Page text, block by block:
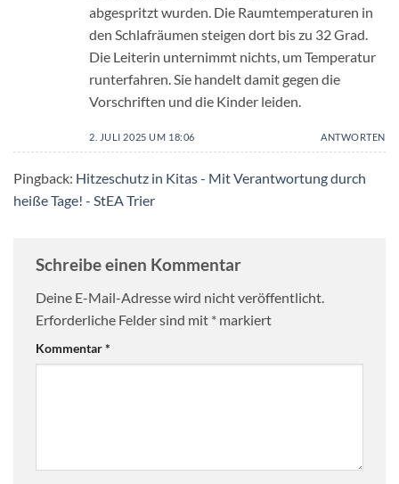
abgespritzt wurden. Die Raumtemperaturen in
den Schlafräumen steigen dort bis zu 32 Grad.
Die Leiterin unternimmt nichts, um Temperatur
runterfahren. Sie handelt damit gegen die
Vorschriften und die Kinder leiden.
2. JULI 2025 UM 18:06 ANTWORTEN
Pingback: Hitzeschutz in Kitas - Mit Verantwortung durch
heiße Tage! - StEA Trier
Schreibe einen Kommentar
Deine E-Mail-Adresse wird nicht veröffentlicht.
Erforderliche Felder sind mit * markiert
Kommentar*